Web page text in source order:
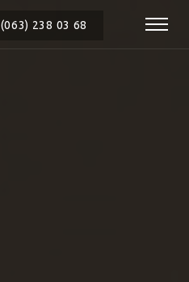
(063) 238 03 68